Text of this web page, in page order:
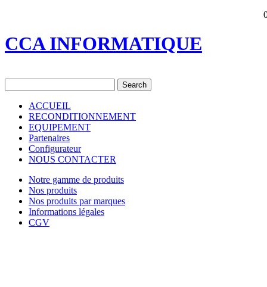
CCA INFORMATIQUE
ACCUEIL
RECONDITIONNEMENT
EQUIPEMENT
Partenaires
Configurateur
NOUS CONTACTER
Notre gamme de produits
Nos produits
Nos produits par marques
Informations légales
CGV